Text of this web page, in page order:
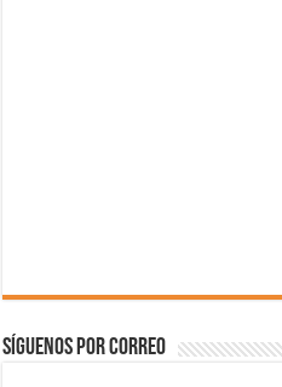
Síguenos por correo